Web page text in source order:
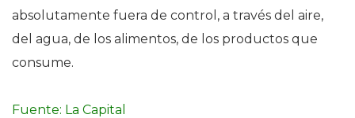
absolutamente fuera de control, a través del aire,
del agua, de los alimentos, de los productos que
consume.
Fuente: La Capital